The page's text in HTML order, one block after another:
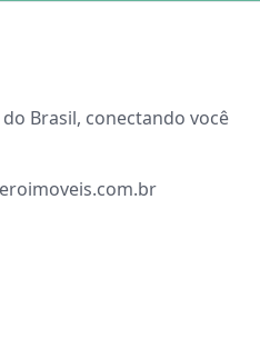
Brasil, conectando você